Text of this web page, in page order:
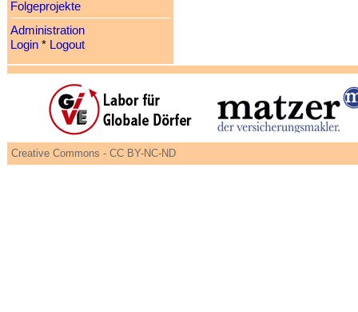
Folgeprojekte
Administration
Login* Logout
Creative Commons - CC BY-NC-ND